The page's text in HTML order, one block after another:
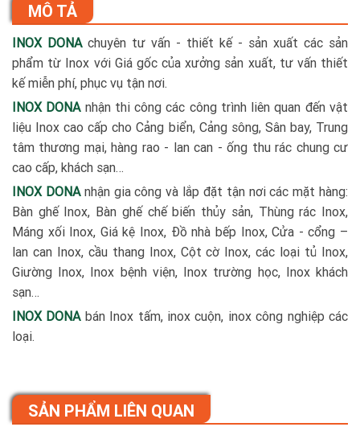
MÔ TẢ
INOX DONAchuyên tư vấn - thiết kế - sản xuất các sản
phẩm từ Inox với Giá gốc của xưởng sản xuất, tư vấn thiết
kế miễn phí, phục vụ tận nơi.
INOX DONAnhận thi công các công trình liên quan đến vật
liệu Inox cao cấp cho Cảng biển, Cảng sông, Sân bay, Trung
tâm thương mại, hàng rao - lan can - ống thu rác chung cư
cao cấp, khách sạn…
INOX DONAnhận gia công và lắp đặt tận nơi các mặt hàng:
Bàn ghế Inox, Bàn ghế chế biến thủy sản, Thùng rác Inox,
Máng xối Inox, Giá kệ Inox, Đồ nhà bếp Inox, Cửa - cổng –
lan can Inox, cầu thang Inox, Cột cờ Inox, các loại tủ Inox,
Giường Inox, Inox bệnh viện, Inox trường học, Inox khách
sạn…
INOX DONAbán Inox tấm, inox cuộn, inox công nghiệp các
loại.
SẢN PHẨM LIÊN QUAN